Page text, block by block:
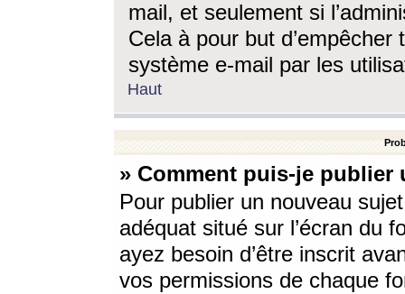
mail, et seulement si
Cela à pour but
système e-mail par les
Haut
» Comment puis-je
Pour publier un nouveau
adéquat situé sur l’écran du
ayez besoin d’être inscrit
vos permissions de chaque